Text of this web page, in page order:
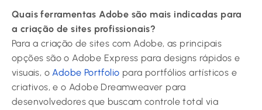
Quais ferramentas Adobe são mais indicadas para
a criação de sites profissionais?
Para a criação de sites com Adobe, as principais
opções são o Adobe Express para designs rápidos e
visuais, oAdobe Portfolio para portfólios artísticos e
criativos, e o Adobe Dreamweaver para
desenvolvedores que buscam controle total via